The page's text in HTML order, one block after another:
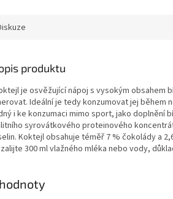
produktu
je osvěžující nápoj s vysokým obsahem
Ideální je tedy konzumovat jej během
i ke konzumaci mimo sport, jako doplnění
syrovátkového proteinového
Koktejl obsahuje téměř 7 % čokolády a
300 ml vlažného mléka nebo vody,